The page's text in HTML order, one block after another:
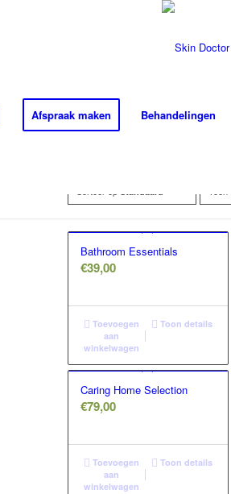
Afspraak maken Behandelingen
Standaard
Bathroom Essentials
€39,00
Toevoegen
aan
winkelwagen
Toon details
Caring Home Selection
€79,00
Toevoegen
aan
winkelwagen
Toon details